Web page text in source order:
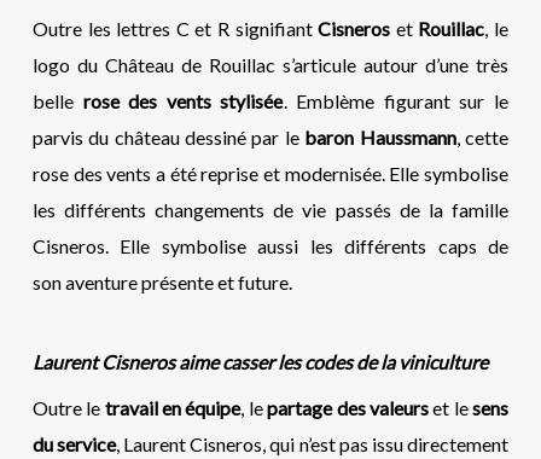
Outre les lettres C et R signifiantCisneros et Rouillac , le
logo du Château de Rouillac s’articule autour d’une très
belle rose des vents stylisée. Emblème figurant sur le
parvis du château dessiné par le baron Haussmann, cette
rose des vents a été reprise et modernisée. Elle symbolise
les différents changements de vie passés de la famille
Cisneros. Elle symbolise aussi les différents caps de
son aventure présente et future.
Laurent Cisneros aime casser les codes de la viniculture
Outre le travail en équipe, lepartage des valeurset lesens
du service, Laurent Cisneros, qui n’est pas issu directement